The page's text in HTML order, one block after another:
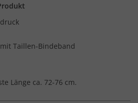
Taillen-Bindeband
Länge ca. 72-76 cm.